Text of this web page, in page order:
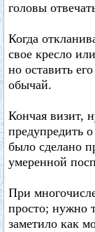
головы
Когда
свое кресло
но оставить
обычай.
Кончая визит,
предупредить
было сделано
умеренной
При
просто; нужно
заметило как